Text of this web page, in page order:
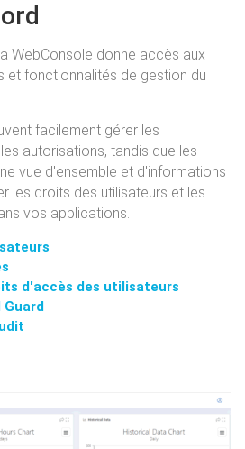
WebConsole donne accès aux
et fonctionnalités de gestion du
facilement gérer les
autorisations, tandis que les
vue d'ensemble et d'informations
les droits des utilisateurs et les
vos applications.
d'accès des utilisateurs
Guard